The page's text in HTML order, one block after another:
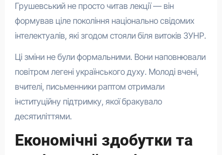
Грушевський не просто читав лекції — він
формував ціле покоління національно свідомих
інтелектуалів, які згодом стояли біля витоків ЗУНР.
Ці зміни не були формальними. Вони наповнювали
повітром легені українського духу. Молоді вчені,
вчителі, письменники раптом отримали
інституційну підтримку, якої бракувало
десятиліттями.
Економічні здобутки та